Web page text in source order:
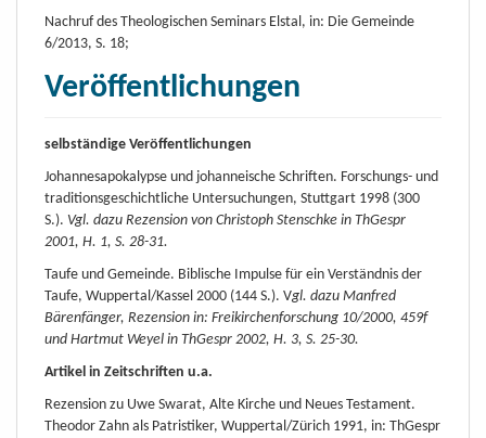
Nachruf des Theologischen Seminars Elstal, in: Die Gemeinde
6/2013, S. 18;
Veröffentlichungen
selbständige Veröffentlichungen
Johannesapokalypse und johanneische Schriften. Forschungs- und
traditionsgeschichtliche Untersuchungen, Stuttgart 1998 (300
S.). Vgl. dazu Rezension von Christoph Stenschke in ThGespr
2001, H. 1, S. 28-31.
Taufe und Gemeinde. Biblische Impulse für ein Verständnis der
Taufe, Wuppertal/Kassel 2000 (144 S.). Vgl. dazu Manfred
Bärenfänger, Rezension in: Freikirchenforschung 10/2000, 459f
und Hartmut Weyel in ThGespr 2002, H. 3, S. 25-30.
Artikel in Zeitschriften u.a.
Rezension zu Uwe Swarat, Alte Kirche und Neues Testament.
Theodor Zahn als Patristiker, Wuppertal/Zürich 1991, in: ThGespr